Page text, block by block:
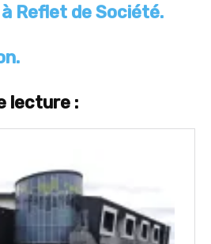
à Reflet de Société.
lecture :